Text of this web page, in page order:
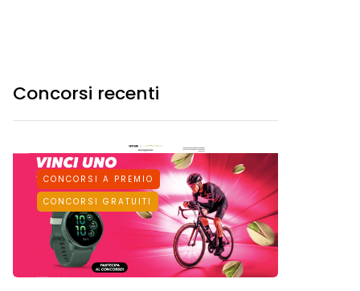
Concorsi recenti
CONCORSI A PREMIO
CONCORSI GRATUITI